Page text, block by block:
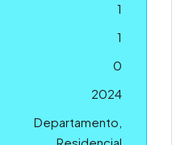
1
1
0
2024
Departamento,